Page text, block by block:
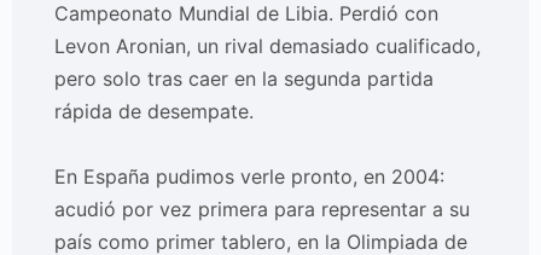
Campeonato Mundial de Libia. Perdió con
Levon Aronian, un rival demasiado cualificado,
pero solo tras caer en la segunda partida
rápida de desempate.
En España pudimos verle pronto, en 2004:
acudió por vez primera para representar a su
país como primer tablero, en la Olimpiada de